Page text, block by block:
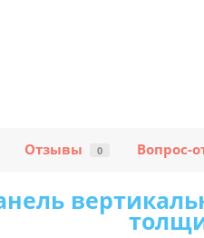
Отзывы 0 Вопрос-